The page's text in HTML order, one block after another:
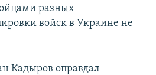
разных
войск в Украине не
Кадыров оправдал